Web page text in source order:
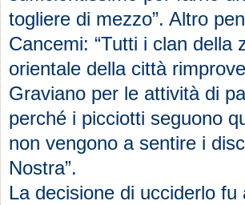
togliere di mezzo”. Altro
Cancemi: “Tutti i clan della
orientale della città
Graviano per le attività di
perché i picciotti seguono
non vengono a sentire i
Nostra”.
La decisione di ucciderlo fu